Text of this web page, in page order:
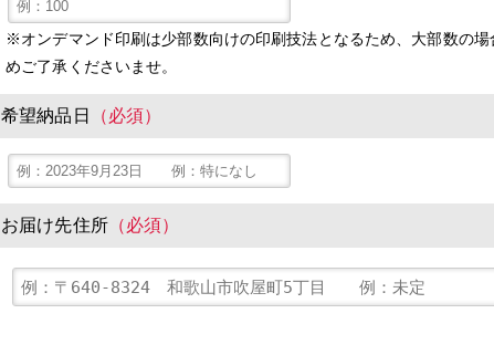
※オンデマンド印刷は少部数向けの印刷技法となるため、大部数の
めご了承くださいませ。
希望納品日 （必須）
お届け先住所（必須）